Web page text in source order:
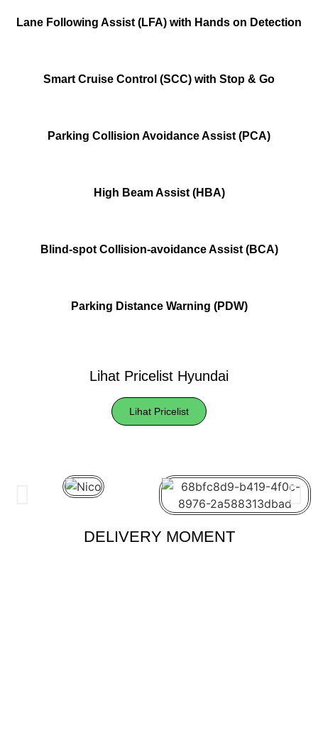
Lane Following Assist (LFA) with Hands on Detection
Smart Cruise Control (SCC) with Stop & Go
Parking Collision Avoidance Assist (PCA)
High Beam Assist (HBA)
Blind-spot Collision-avoidance Assist (BCA)
Parking Distance Warning (PDW)
Lihat Pricelist Hyundai
Lihat Pricelist
DELIVERY MOMENT